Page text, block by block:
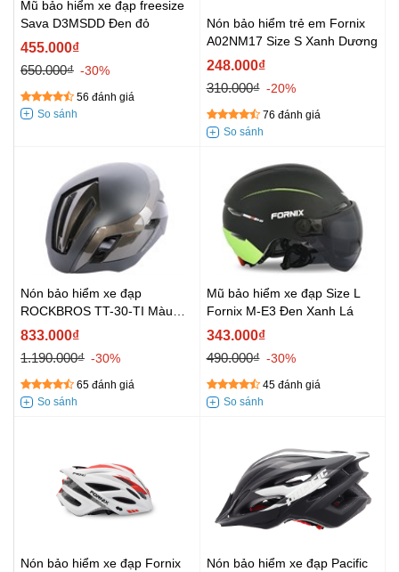
Mũ bảo hiểm xe đạp freesize
Sava D3MSDD Đen đỏ
455.000₫
650.000₫ -30%
56 đánh giá
Nón bảo hiểm trẻ em Fornix
A02NM17 Size S Xanh Dương
248.000₫
310.000₫ -20%
76 đánh giá
Nón bảo hiểm xe đạp
ROCKBROS TT-30-TI Màu
Nâu
833.000₫
1.190.000₫ -30%
65 đánh giá
Mũ bảo hiểm xe đạp Size L
Fornix M-E3 Đen Xanh Lá
343.000₫
490.000₫ -30%
45 đánh giá
Nón bảo hiểm xe đạp Fornix
Nón bảo hiểm xe đạp Pacific